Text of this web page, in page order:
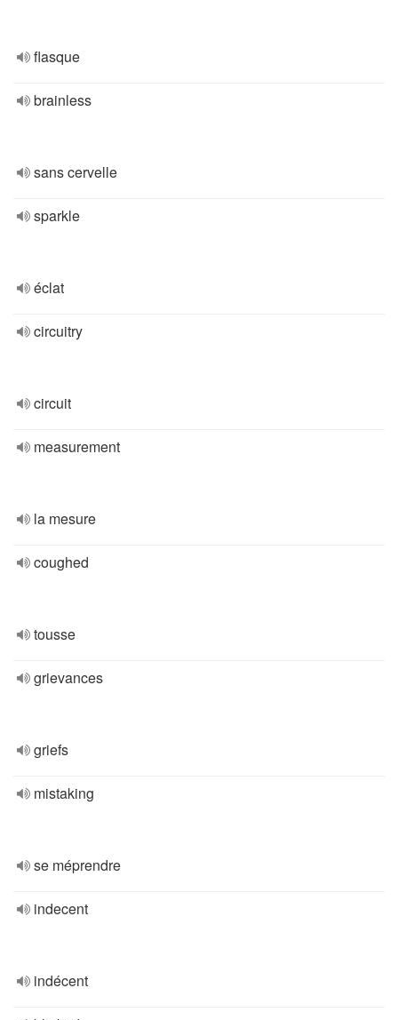
flasque
brainless
sans cervelle
sparkle
éclat
circuitry
circuit
measurement
la mesure
coughed
tousse
grievances
griefs
mistaking
se méprendre
indecent
indécent